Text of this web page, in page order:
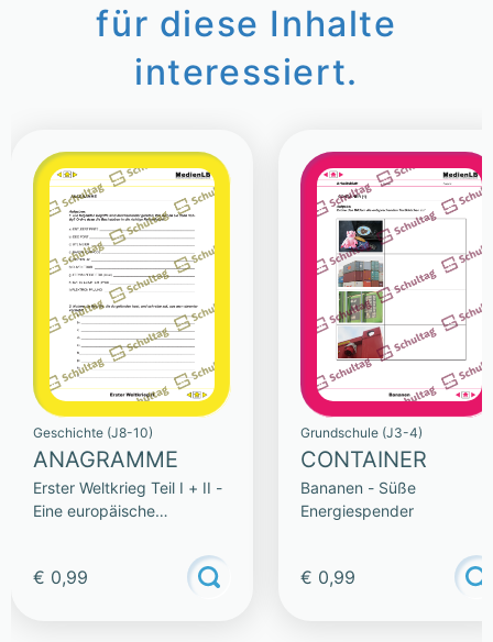
für diese Inhalte
interessiert.
Geschichte (J8-10)
ANAGRAMME
Erster Weltkrieg Teil I + II -
Eine europäische
€ 0,99
Grundschule (J3-4)
CONTAINER
Bananen - Süße
Energiespender
€ 0,99